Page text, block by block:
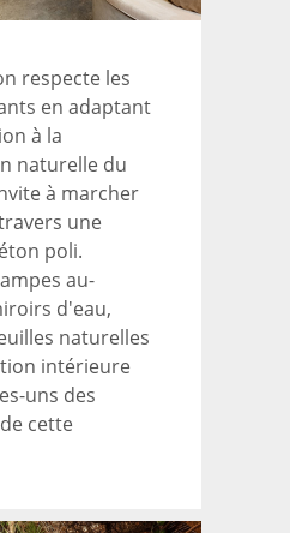
respecte les
en adaptant
à la
naturelle du
à marcher
une
poli.
au-
d'eau,
naturelles
intérieure
uns des
cette